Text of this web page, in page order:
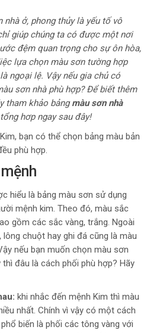
nhà ở, phong thủy là yếu tố vô
giúp chúng ta có được một nơi
đệm quan trọng cho sự ôn hòa,
lựa chọn màu sơn tường hợp
ngoại lệ. Vậy nếu gia chủ có
sơn nhà phù hợp? Để biết thêm
tham khảo bảngmàu sơn nhà
hơp ngay sau đây!
bạn có thể chọn bảng màu bản
phù hợp.
hiểu là bảng màu sơn sử dụng
mệnh kim. Theo đó, màu sắc
gồm các sắc vàng, trắng. Ngoài
chuột hay ghi đá cũng là màu
nếu bạn muốn chọn màu sơn
đâu là cách phối phù hợp? Hãy
khi nhắc đến mệnh Kim thì màu
nhất. Chính vì vậy có một cách
biến là phối các tông vàng với